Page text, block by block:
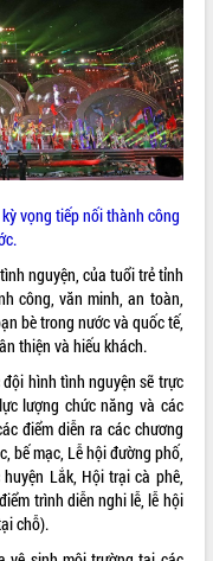
vọng tiếp nối thành công
nguyện, của tuổi trẻ tỉnh
công, văn minh, an toàn,
bè trong nước và quốc tế,
thiện và hiếu khách.
hình tình nguyện sẽ trực
lượng chức năng và các
điểm diễn ra các chương
bế mạc, Lễ hội đường phố,
Lắk, Hội trại cà phê,
trình diễn nghi lễ, lễ hội
chỗ).